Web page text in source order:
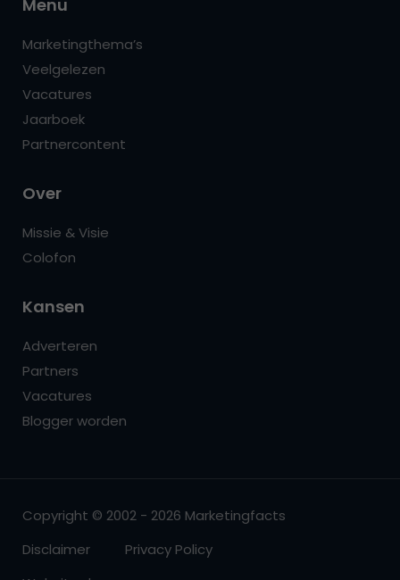
Menu
Marketingthema’s
Veelgelezen
Vacatures
Jaarboek
Partnercontent
Over
Missie & Visie
Colofon
Kansen
Adverteren
Partners
Vacatures
Blogger worden
Copyright © 2002 - 2026 Marketingfacts
Disclaimer
Privacy Policy